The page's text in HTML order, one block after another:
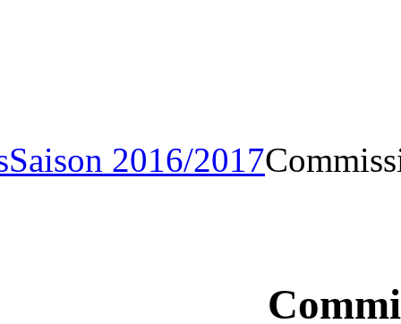
ArchivesSaison 2016/